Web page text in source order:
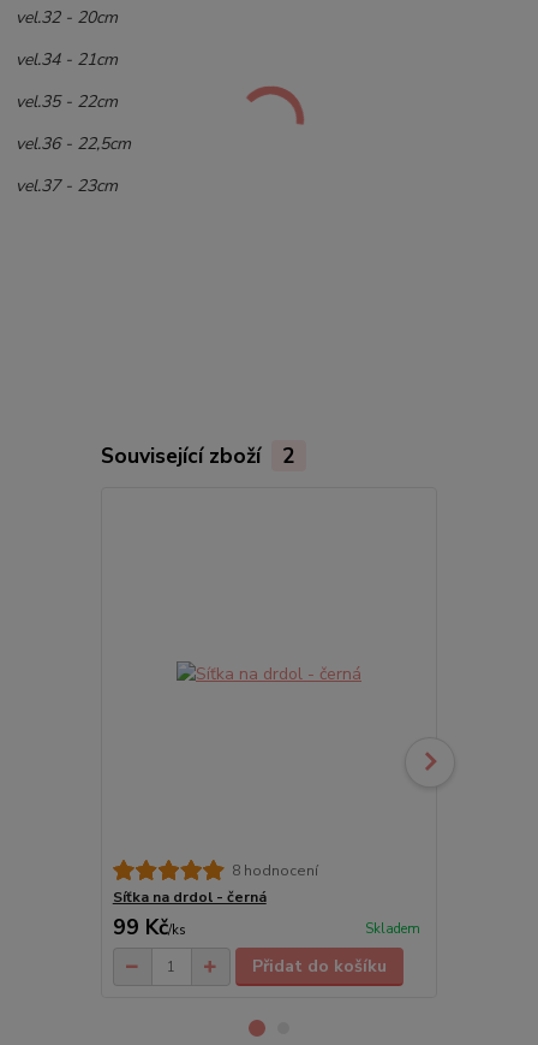
vel.32 - 20cm
vel.34 - 21cm
vel.35 - 22cm
vel.36 - 22,5cm
vel.37 - 23cm
Související zboží 2
8 hodnocení
Síťka na drdol - černá
99 Kč/ks Skladem
Přidat do košíku